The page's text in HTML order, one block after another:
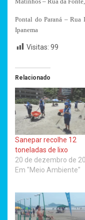
Pontal do Paraná – Rua
Ipanema
Visitas: 99
Relacionado
Sanepar recolhe 12
toneladas de lixo
20 de dezembro de
Em "Meio Ambiente"